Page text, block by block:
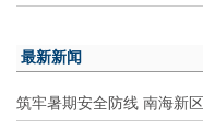
最新新闻
筑牢暑期安全防线 南海新